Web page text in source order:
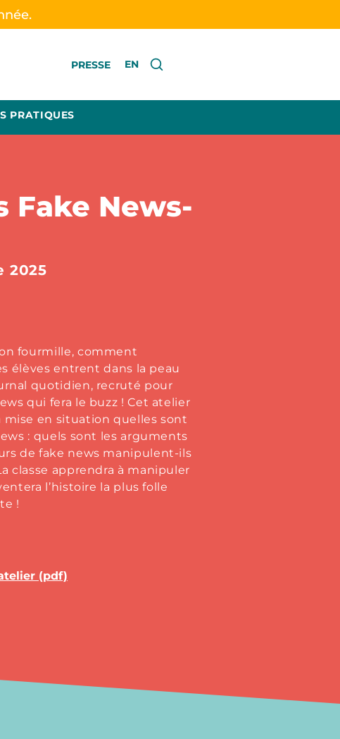
PRESSE EN
PRATIQUES
News-
2025
fourmille, comment
élèves entrent dans la peau
quotidien, recruté pour
qui fera le buzz ! Cet atelier
en situation quelles sont
: quels sont les arguments
de fake news manipulent-ils
classe apprendra à manipuler
l’histoire la plus folle
!
(pdf)